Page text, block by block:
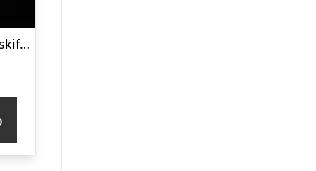
Lightsaber farveskiftende krus